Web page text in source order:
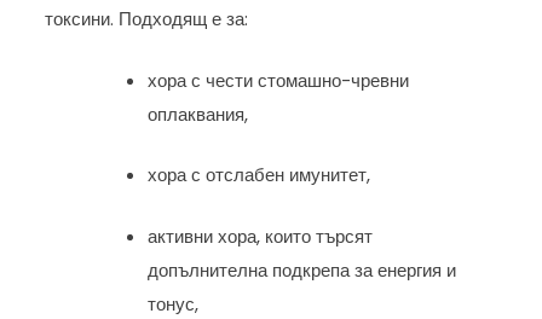
токсини. Подходящ е за:
хора с чести стомашно-чревни
оплаквания,
хора с отслабен имунитет,
активни хора, които търсят
допълнителна подкрепа за енергия и
тонус,